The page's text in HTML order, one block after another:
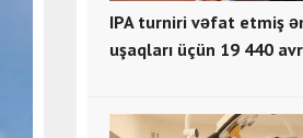
IPA turniri vəfat etmiş
uşaqları üçün 19 440